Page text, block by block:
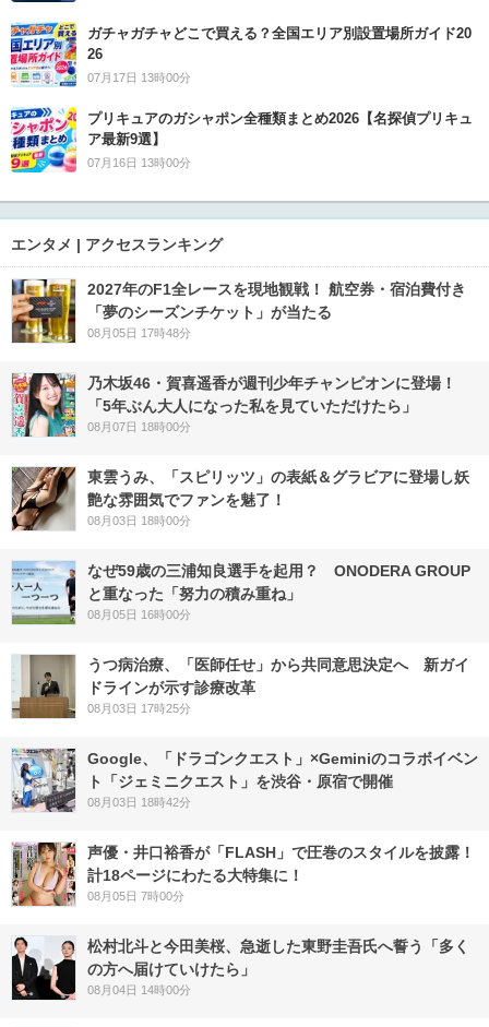
ガチャガチャどこで買える？全国エリア別設置場所ガイド20
26
07月17日 13時00分
プリキュアのガシャポン全種類まとめ2026【名探偵プリキュ
ア最新9選】
07月16日 13時00分
エンタメ | アクセスランキング
2027年のF1全レースを現地観戦！ 航空券・宿泊費付き
「夢のシーズンチケット」が当たる
08月05日 17時48分
乃木坂46・賀喜遥香が週刊少年チャンピオンに登場！
「5年ぶん大人になった私を見ていただけたら」
08月07日 18時00分
東雲うみ、「スピリッツ」の表紙＆グラビアに登場し妖
艶な雰囲気でファンを魅了！
08月03日 18時00分
なぜ59歳の三浦知良選手を起用？ ONODERA GROUP
と重なった「努力の積み重ね」
08月05日 16時00分
うつ病治療、「医師任せ」から共同意思決定へ 新ガイ
ドラインが示す診療改革
08月03日 17時25分
Google、「ドラゴンクエスト」×Geminiのコラボイベン
ト「ジェミニクエスト」を渋谷・原宿で開催
08月03日 18時42分
声優・井口裕香が「FLASH」で圧巻のスタイルを披露！
計18ページにわたる大特集に！
08月05日 7時00分
松村北斗と今田美桜、急逝した東野圭吾氏へ誓う「多く
の方へ届けていけたら」
08月04日 14時00分